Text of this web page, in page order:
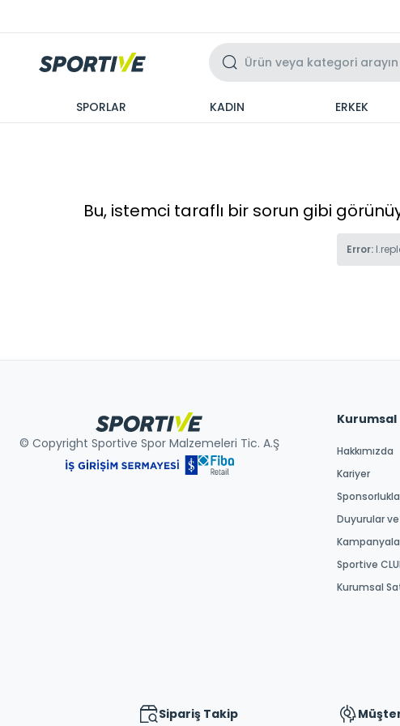
SPORLAR KADIN ERKEK
Bu, istemci taraflı bir sorun gibi
Error:
© Copyright Sportive Spor Malzemeleri Tic. A.Ş
Kurumsal
Hakkımızda
Kariyer
Duyurular
Sportive
Kurumsal
Sipariş Takip